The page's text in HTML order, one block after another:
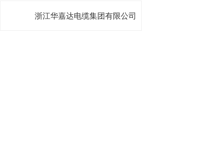
浙江华嘉达电缆集团有限公司